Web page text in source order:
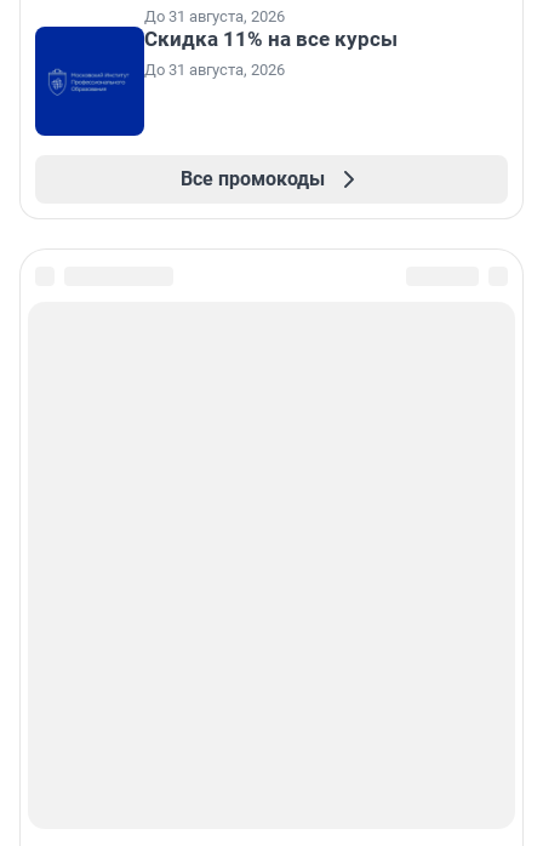
До 31 августа, 2026
Скидка 11% на все курсы
До 31 августа, 2026
Все промокоды